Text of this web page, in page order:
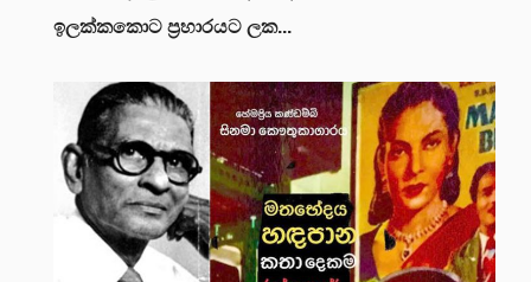
ඉලක්කකොට ප්‍රහාරයට ලක...